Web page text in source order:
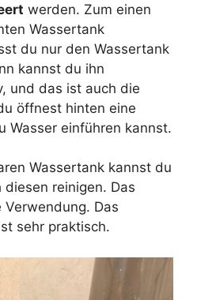
werden. Zum einen
Wassertank
du nur den Wassertank
kannst du ihn
und das ist auch die
öffnest hinten eine
Wasser einführen kannst.
Wassertank kannst du
reinigen. Das
Das
sehr praktisch.